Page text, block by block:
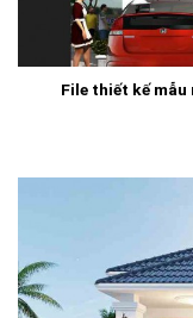
File thiết kế mẫu